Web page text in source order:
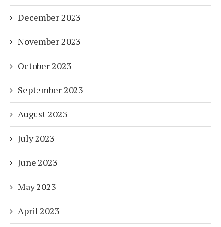
December 2023
November 2023
October 2023
September 2023
August 2023
July 2023
June 2023
May 2023
April 2023